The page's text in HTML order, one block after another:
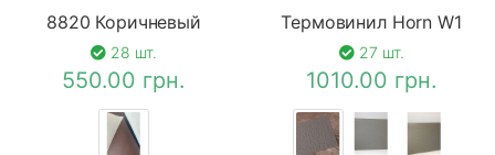
8820 Коричневый
28 шт.
550.00 грн.
Термовинил Horn W1
27 шт.
1010.00 грн.